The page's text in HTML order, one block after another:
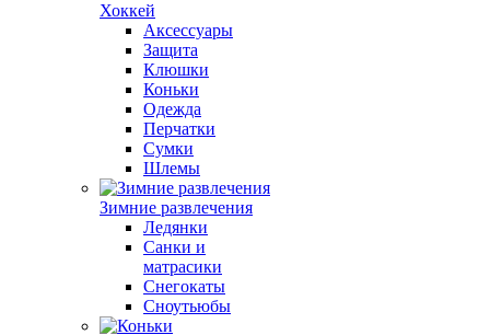
Хоккей
Аксессуары
Защита
Клюшки
Коньки
Одежда
Перчатки
Сумки
Шлемы
Зимние развлечения
Ледянки
Санки и
матрасики
Снегокаты
Сноутьюбы